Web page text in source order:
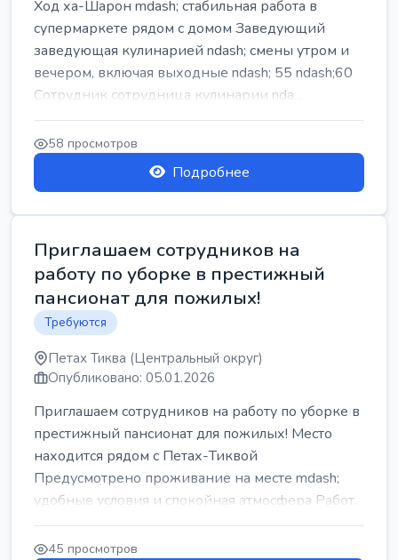
Ход ха-Шарон mdash; стабильная работа в
супермаркете рядом с домом Заведующий
заведующая кулинарией ndash; смены утром и
вечером, включая выходные ndash; 55 ndash;60
Сотрудник сотрудница кулинарии nda...
58 просмотров
Подробнее
Приглашаем сотрудников на
работу по уборке в престижный
пансионат для пожилых!
Требуются
Петах Тиква (Центральный округ)
Опубликовано: 05.01.2026
Приглашаем сотрудников на работу по уборке в
престижный пансионат для пожилых! Место
находится рядом с Петах-Тиквой
Предусмотрено проживание на месте mdash;
удобные условия и спокойная атмосфера Работ...
45 просмотров